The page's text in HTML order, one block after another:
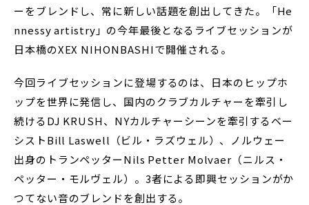
ーをブレンドし、常に新しい話題を創出してきた。「He
nnessy artistry」の今年最後となるライブセッションが
日本橋のXEX NIHONBASHIで開催される。
今回ライブセッションに登場するのは、日本のヒップホ
ップを世界に発信し、国内のクラブカルチャーを牽引し
続けるDJ KRUSH、NYカルチャーシーンを牽引するベー
シストBill Laswell（ビル・ラズウェル）、ノルウェー
出身のトランペッターNils Petter Molvaer（ニルス・
ペッター・モルヴェル）。3者による即興セッションがか
つてない音のブレンドを創出する。